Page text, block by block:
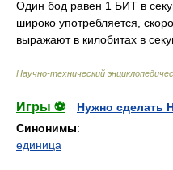
Один бод равен 1 БИТ в
широко употребляется,
выражают в килобитах в
Научно-технический
Игры ⚽
Нужно сделать
Синонимы:
единица